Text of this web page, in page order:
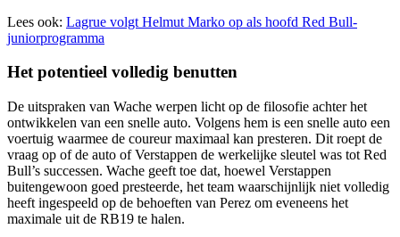
Lees ook: Lagrue volgt Helmut Marko op als hoofd Red Bull-
juniorprogramma
Het potentieel volledig benutten
De uitspraken van Wache werpen licht op de filosofie achter het
ontwikkelen van een snelle auto. Volgens hem is een snelle auto een
voertuig waarmee de coureur maximaal kan presteren. Dit roept de
vraag op of de auto of Verstappen de werkelijke sleutel was tot Red
Bull’s successen. Wache geeft toe dat, hoewel Verstappen
buitengewoon goed presteerde, het team waarschijnlijk niet volledig
heeft ingespeeld op de behoeften van Perez om eveneens het
maximale uit de RB19 te halen.